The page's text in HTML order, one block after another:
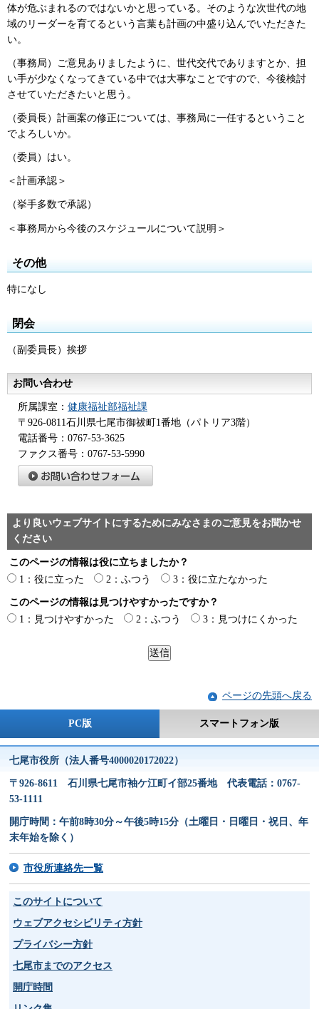
体が危ぶまれるのではないかと思っている。そのような次世代の地
域のリーダーを育てるという言葉も計画の中盛り込んでいただきた
い。
（事務局）ご意見ありましたように、世代交代でありますとか、担
い手が少なくなってきている中では大事なことですので、今後検討
させていただきたいと思う。
（委員長）計画案の修正については、事務局に一任するということ
でよろしいか。
（委員）はい。
＜計画承認＞
（挙手多数で承認）
＜事務局から今後のスケジュールについて説明＞
その他
特になし
閉会
（副委員長）挨拶
お問い合わせ
所属課室： 健康福祉部福祉課
〒926-0811石川県七尾市御祓町1番地（パトリア3階）
電話番号：0767-53-3625
ファクス番号：0767-53-5990
より良いウェブサイトにするためにみなさまのご意見をお聞かせ
ください
このページの情報は役に立ちましたか？
1：役に立った
2：ふつう 3：役に立たなかった
このページの情報は見つけやすかったですか？
1：見つけやすかった
2：ふつう 3：見つけにくかった
ページの先頭へ戻る
PC版 スマートフォン版
七尾市役所（法人番号4000020172022）
〒926-8611 石川県七尾市袖ケ江町イ部25番地 代表電話：0767-
53-1111
開庁時間：午前8時30分～午後5時15分（土曜日・日曜日・祝日、年
末年始を除く）
市役所連絡先一覧
このサイトについて
ウェブアクセシビリティ方針
プライバシー方針
七尾市までのアクセス
開庁時間